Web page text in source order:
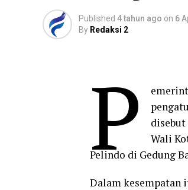
Published 4 tahun ago on 6
By Redaksi 2
P
Wali
Pelindo di Gedung
Dalam kesempatan